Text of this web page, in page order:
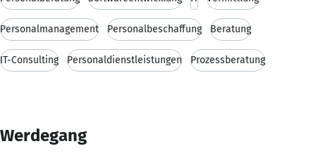
Personalmanagement Personalbeschaffung Beratung
IT-Consulting Personaldienstleistungen Prozessberatung
Werdegang